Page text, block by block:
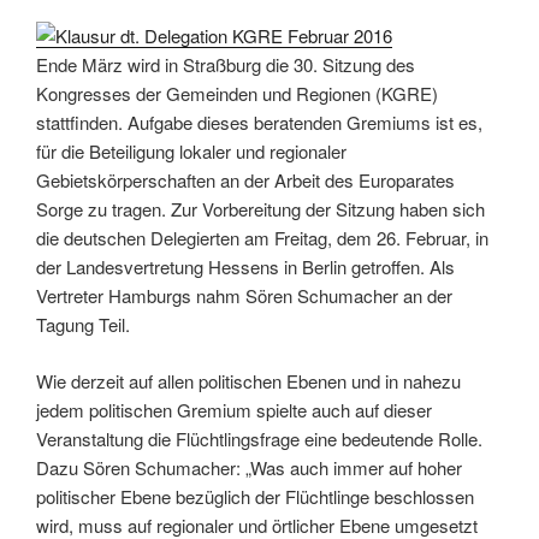
Ende März wird in Straßburg die 30. Sitzung des
Kongresses der Gemeinden und Regionen (KGRE)
stattfinden. Aufgabe dieses beratenden Gremiums ist es,
für die Beteiligung lokaler und regionaler
Gebietskörperschaften an der Arbeit des Europarates
Sorge zu tragen. Zur Vorbereitung der Sitzung haben sich
die deutschen Delegierten am Freitag, dem 26. Februar, in
der Landesvertretung Hessens in Berlin getroffen. Als
Vertreter Hamburgs nahm Sören Schumacher an der
Tagung Teil.
Wie derzeit auf allen politischen Ebenen und in nahezu
jedem politischen Gremium spielte auch auf dieser
Veranstaltung die Flüchtlingsfrage eine bedeutende Rolle.
Dazu Sören Schumacher: „Was auch immer auf hoher
politischer Ebene bezüglich der Flüchtlinge beschlossen
wird, muss auf regionaler und örtlicher Ebene umgesetzt